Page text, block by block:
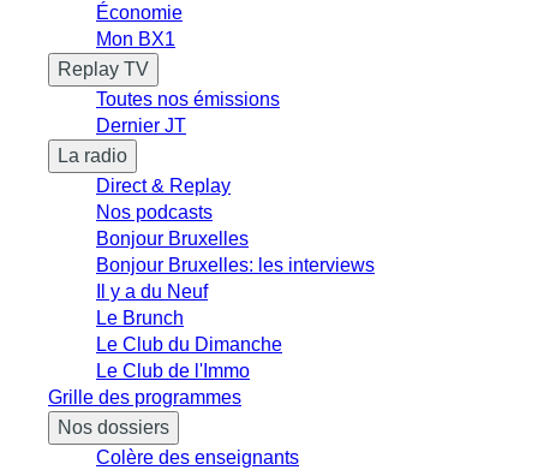
Économie
Mon BX1
Replay TV
Toutes nos émissions
Dernier JT
La radio
Direct & Replay
Nos podcasts
Bonjour Bruxelles
Bonjour Bruxelles: les interviews
Il y a du Neuf
Le Brunch
Le Club du Dimanche
Le Club de l'Immo
Grille des programmes
Nos dossiers
Colère des enseignants